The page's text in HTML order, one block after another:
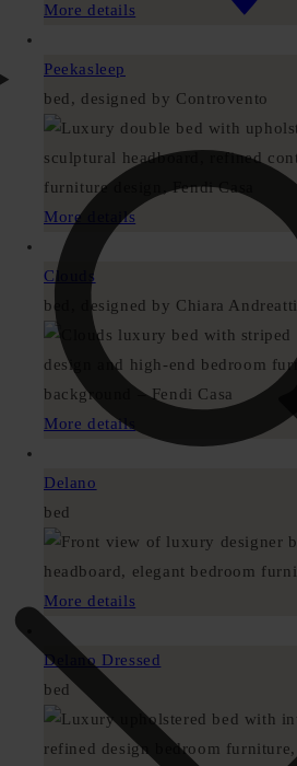
More details
Peekasleep
bed, designed by Controvento
More details
Clouds
bed, designed by Chiara Andreatti
More details
Delano
bed
More details
Delano Dressed
bed